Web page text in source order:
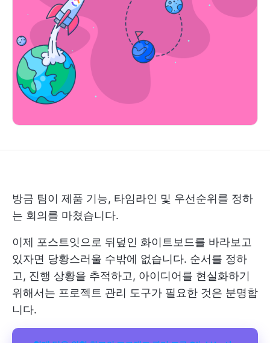
방금 팀이 제품 기능, 타임라인 및 우선순위를 정하
는 회의를 마쳤습니다.
이제 포스트잇으로 뒤덮인 화이트보드를 바라보고
있자면 당황스러울 수밖에 없습니다. 순서를 정하
고, 진행 상황을 추적하고, 아이디어를 현실화하기
위해서는 프로젝트 관리 도구가 필요한 것은 분명합
니다.